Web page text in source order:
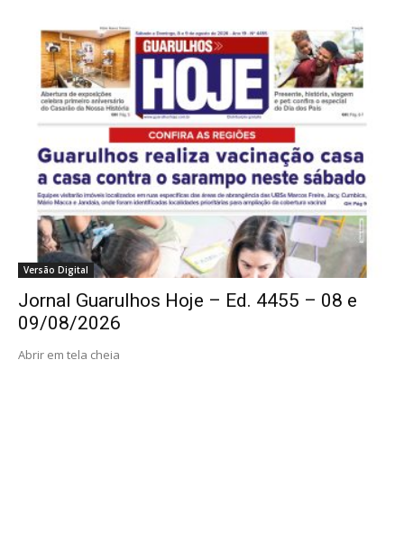
Versão Digital
Jornal Guarulhos Hoje – Ed. 4455 – 08 e
09/08/2026
Abrir em tela cheia